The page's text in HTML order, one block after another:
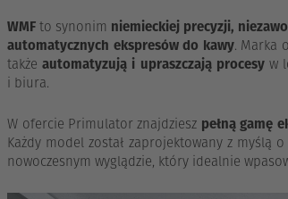
WMFto synonim niemieckiej precyzji,
automatycznych ekspresów do kawy. Marka
takżeautomatyzują i upraszczają procesyw
i biura.
W ofercie Primulator znajdziesz pełną gamę
Każdy model został zaprojektowany z myślą
nowoczesnym wyglądzie, który idealnie